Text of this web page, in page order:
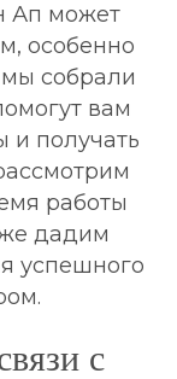
Ап может
особенно
мы собрали
вам
и получать
работы
дадим
успешного
с